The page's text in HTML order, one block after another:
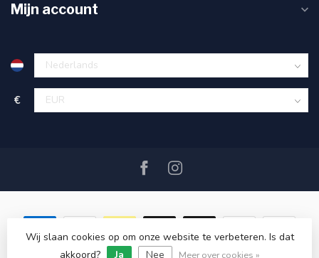
Mijn account
€
© Copyright 2026 SAIL360 watersport and boat equipment
Wij slaan cookies op om onze website te verbeteren. Is dat
akkoord?
Ja Nee Meer over cookies »